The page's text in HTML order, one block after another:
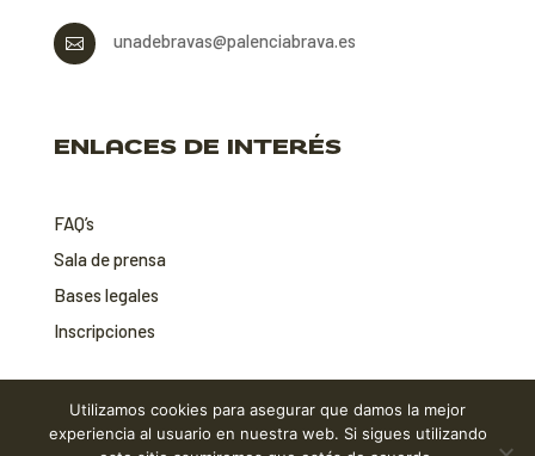
 unadebravas@palenciabrava.es
ENLACES DE INTERÉS
FAQ’s
Sala de prensa
Bases legales
Inscripciones
Aviso legal|Política de privacidad|Política de cookies
Utilizamos cookies para asegurar que damos la mejor
experiencia al usuario en nuestra web. Si sigues utilizando